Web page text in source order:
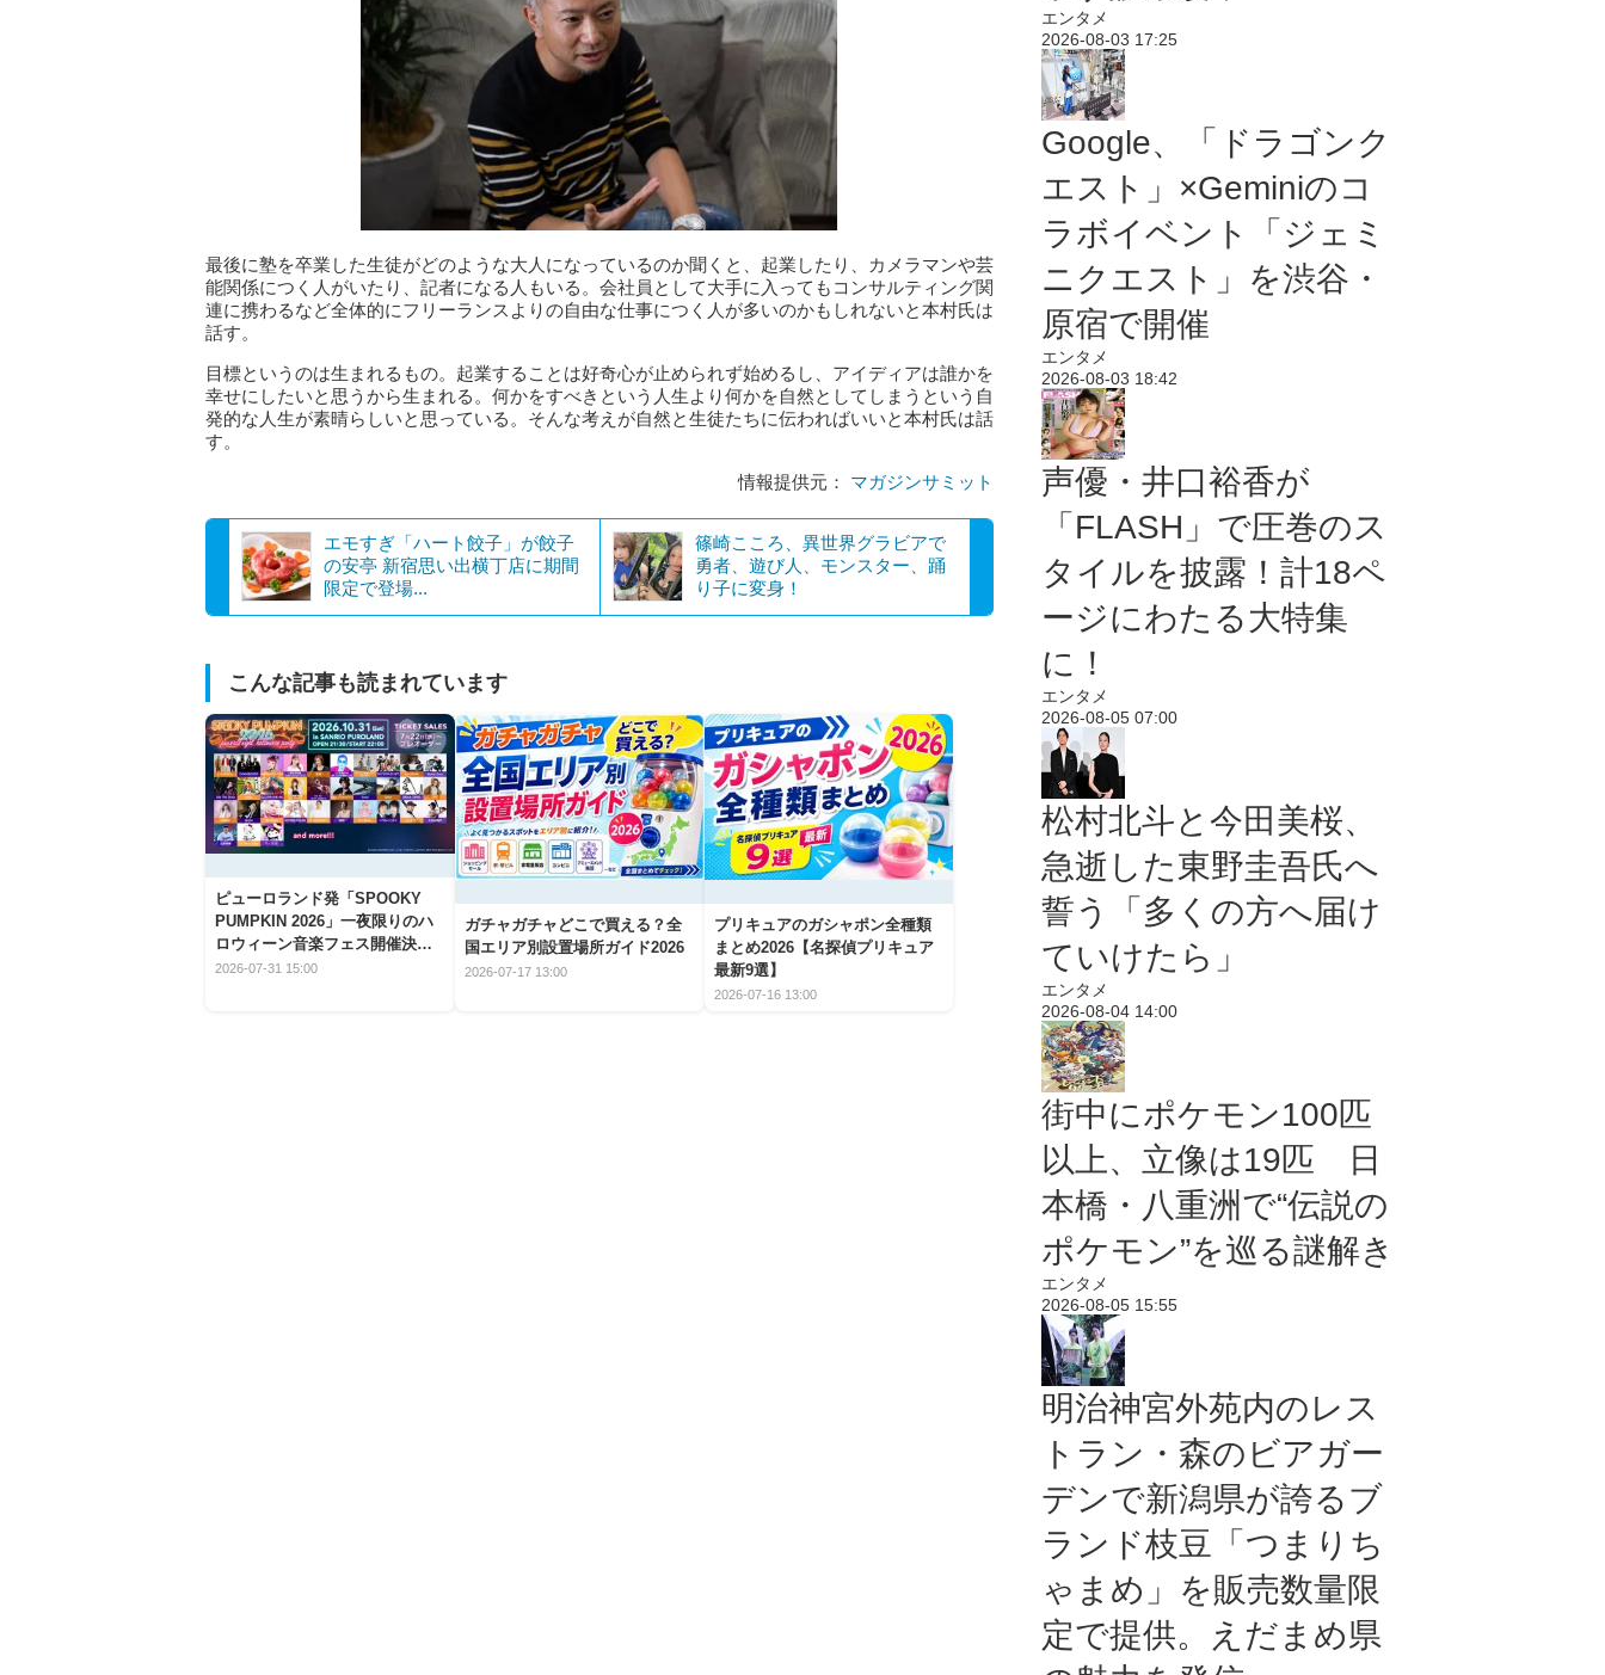
最後に塾を卒業した生徒がどのような大人になっているのか聞くと、起業したり、カメラマンや芸
能関係につく人がいたり、記者になる人もいる。会社員として大手に入ってもコンサルティング関
連に携わるなど全体的にフリーランスよりの自由な仕事につく人が多いのかもしれないと本村氏は
話す。
目標というのは生まれるもの。起業することは好奇心が止められず始めるし、アイディアは誰かを
幸せにしたいと思うから生まれる。何かをすべきという人生より何かを自然としてしまうという自
発的な人生が素晴らしいと思っている。そんな考えが自然と生徒たちに伝わればいいと本村氏は話
す。
情報提供元： マガジンサミット
エモすぎ「ハート餃子」が餃子
の安亭 新宿思い出横丁店に期間
限定で登場...
篠崎こころ、異世界グラビアで
勇者、遊び人、モンスター、踊
り子に変身！
こんな記事も読まれています
ピューロランド発「SPOOKY
PUMPKIN 2026」一夜限りのハ
ロウィーン音楽フェス開催決
定！
2026-07-31 15:00
ガチャガチャどこで買える？全
国エリア別設置場所ガイド2026
2026-07-17 13:00
プリキュアのガシャポン全種類
まとめ2026【名探偵プリキュア
最新9選】
2026-07-16 13:00
エンタメ
2026-08-03 17:25
Google、「ドラゴンク
エスト」×Geminiのコ
ラボイベント「ジェミ
ニクエスト」を渋谷・
原宿で開催
エンタメ
2026-08-03 18:42
声優・井口裕香が
「FLASH」で圧巻のス
タイルを披露！計18ペ
ージにわたる大特集
に！
エンタメ
2026-08-05 07:00
松村北斗と今田美桜、
急逝した東野圭吾氏へ
誓う「多くの方へ届け
ていけたら」
エンタメ
2026-08-04 14:00
街中にポケモン100匹
以上、立像は19匹 日
本橋・八重洲で“伝説の
ポケモン”を巡る謎解き
エンタメ
2026-08-05 15:55
明治神宮外苑内のレス
トラン・森のビアガー
デンで新潟県が誇るブ
ランド枝豆「つまりち
ゃまめ」を販売数量限
定で提供。えだまめ県